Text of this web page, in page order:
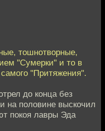
тошнотворные,
"Сумерки" и то в
"Притяжения".
до конца без
на половине выскочил
покоя лавры Эда